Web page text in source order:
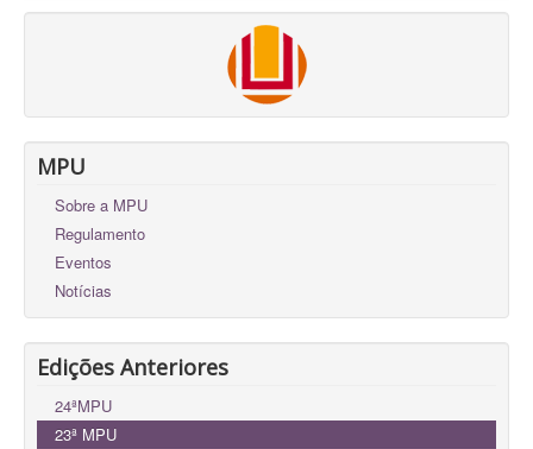
INSCRIÇÕES
CONSULTAR TRABALHOS / SALAS
MPU
Sobre a MPU
Regulamento
Eventos
Notícias
Edições Anteriores
24ªMPU
23ª MPU